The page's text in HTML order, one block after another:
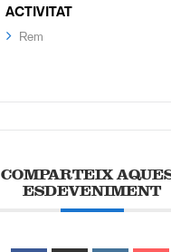
ACTIVITAT
Rem
COMPARTEIX
ESDEVENIMENT